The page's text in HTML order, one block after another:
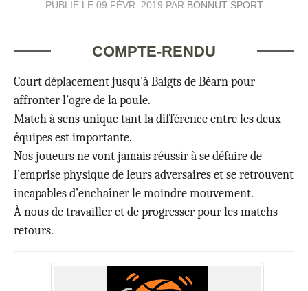
PUBLIÉ LE 09 FÉVR. 2019 PAR BONNUT SPORT
COMPTE-RENDU
Court déplacement jusqu'à Baigts de Béarn pour
affronter l’ogre de la poule.
Match à sens unique tant la différence entre les deux
équipes est importante.
Nos joueurs ne vont jamais réussir à se défaire de
l’emprise physique de leurs adversaires et se retrouvent
incapables d’enchaîner le moindre mouvement.
À nous de travailler et de progresser pour les matchs
retours.